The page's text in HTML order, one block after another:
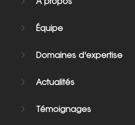
À propos
Équipe
Domaines d'expertise
Actualités
Témoignages